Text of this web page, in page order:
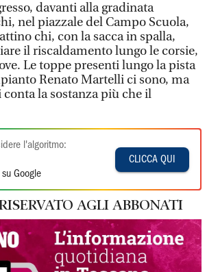
davanti alla gradinata
nel piazzale del Campo Scuola,
chi, con la sacca in spalla,
il riscaldamento lungo le corsie,
Le toppe presenti lungo la pista
Renato Martelli ci sono, ma
la sostanza più che il
l'algoritmo:
Google
CLICCA QUI
AGLI ABBONATI